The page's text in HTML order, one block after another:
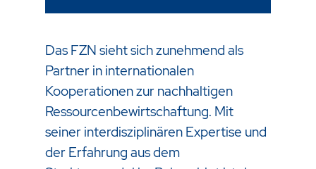
Das FZN sieht sich zunehmend als
Partner in internationalen
Kooperationen zur nachhaltigen
Ressourcenbewirtschaftung. Mit
seiner interdisziplinären Expertise und
der Erfahrung aus dem